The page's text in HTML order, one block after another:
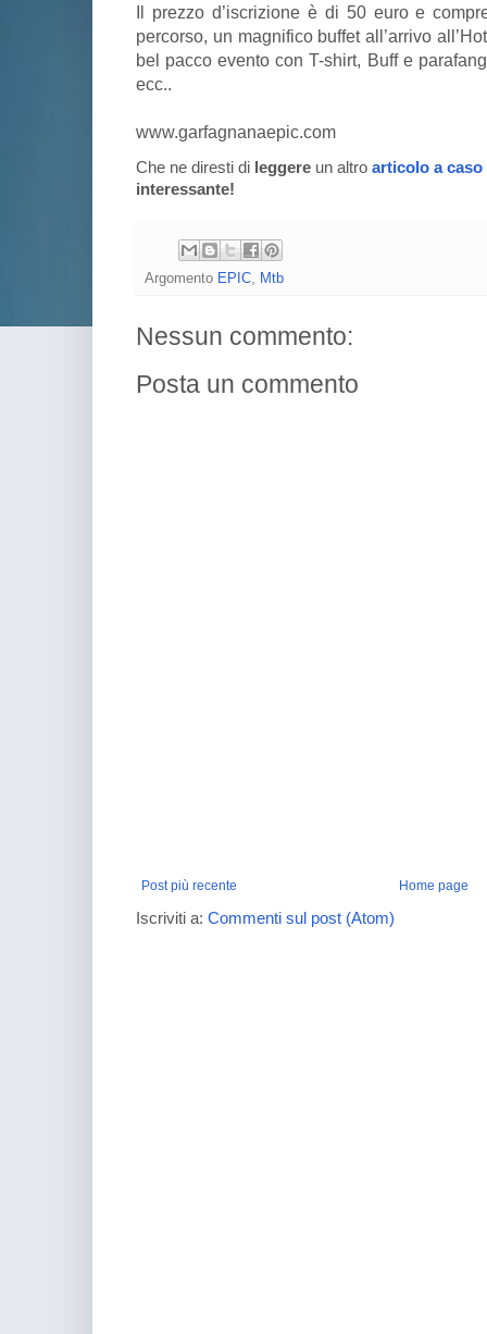
Il prezzo d’iscrizione è di 50 euro e
percorso, un magnifico buffet all’arrivo
bel pacco evento con T-shirt, Buff e
ecc..
www.garfagnanaepic.com
Che ne diresti di leggere un altro articolo a caso
interessante!
Argomento EPIC Mtb
Nessun commento:
Posta un commento
Post più recente Home page
Iscriviti a: Commenti sul post (Atom)